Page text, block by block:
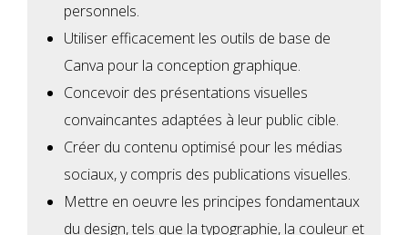
personnels.
Utiliser efficacement les outils de base de
Canva pour la conception graphique.
Concevoir des présentations visuelles
convaincantes adaptées à leur public cible.
Créer du contenu optimisé pour les médias
sociaux, y compris des publications visuelles.
Mettre en oeuvre les principes fondamentaux
du design, tels que la typographie, la couleur et